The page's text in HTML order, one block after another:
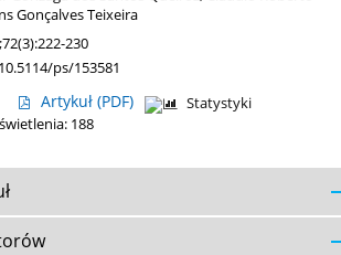
Gonçalves Teixeira
230
ps/153581
Artykuł (PDF)
Statystyki
188